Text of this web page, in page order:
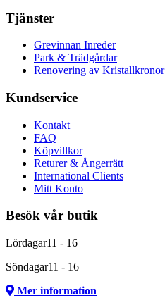
Tjänster
Grevinnan Inreder
Park & Trädgårdar
Renovering av Kristallkronor
Kundservice
Kontakt
FAQ
Köpvillkor
Returer & Ångerrätt
International Clients
Mitt Konto
Besök vår butik
Lördagar11 - 16
Söndagar11 - 16
Mer information